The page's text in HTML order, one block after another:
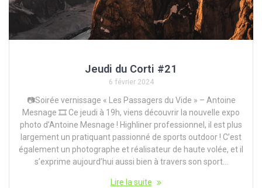
Jeudi du Corti #21
6 février 2024
📷Soirée vernissage « Les Passagers du Vide » – Antoine
Mesnage 🎞️ Ce jeudi à 19h, viens découvrir la nouvelle expo
photo d’Antoine Mesnage ! Highliner professionnel, il est plus
largement un pratiquant passionné de sports outdoor ! C’est
également un photographe et réalisateur de haute volée, et il
s’exprime aujourd’hui aussi bien à travers son sport…
Lire la suite